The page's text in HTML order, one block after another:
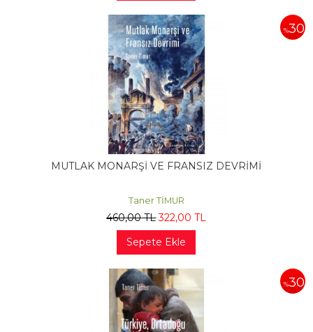
%30
MUTLAK MONARŞİ VE FRANSIZ DEVRİMİ
Taner TİMUR
460,00TL 322,00 TL
Sepete Ekle
%30